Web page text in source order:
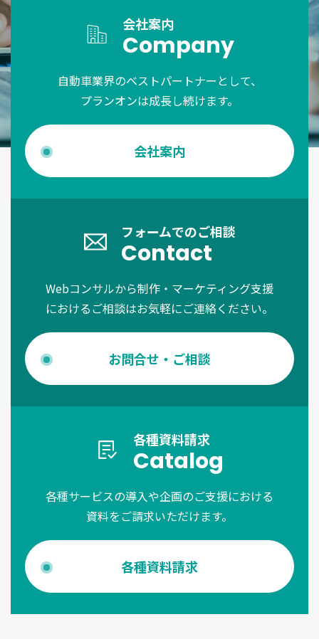
会社案内
Company
自動車業界のベストパートナーとして、
プランオンは成長し続けます。
会社案内
フォームでのご相談
Contact
Webコンサルから制作・マーケティング支援
におけるご相談はお気軽にご連絡ください。
お問合せ・ご相談
各種資料請求
Catalog
各種サービスの導入や企画のご支援における
資料をご請求いただけます。
各種資料請求